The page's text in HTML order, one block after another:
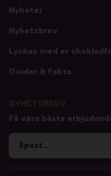
Nyheter
Nyhetsbrev
Lyckas med er
Guider & Fakta
Få våra bästa